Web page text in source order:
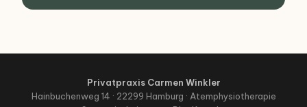
Privatpraxis Carmen Winkler
Hainbuchenweg 14 · 22299 Hamburg · Atemphysiotherapie